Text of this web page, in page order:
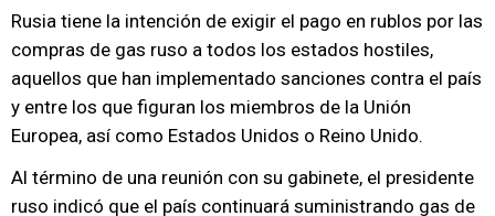
Rusia tiene la intención de exigir el pago en rublos por las
compras de gas ruso a todos los estados hostiles,
aquellos que han implementado sanciones contra el país
y entre los que figuran los miembros de la Unión
Europea, así como Estados Unidos o Reino Unido.
Al término de una reunión con su gabinete, el presidente
ruso indicó que el país continuará suministrando gas de